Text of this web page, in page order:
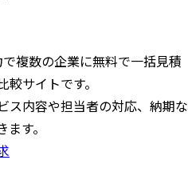
複数の企業に無料で一括見積
サイトです。
ス内容や担当者の対応、納期な
す。